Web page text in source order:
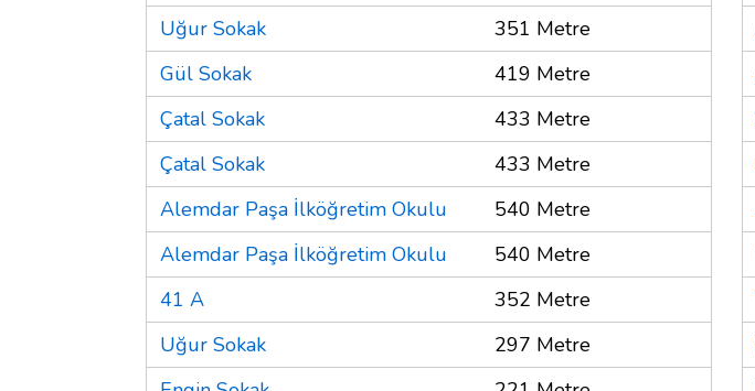
Uğur Sokak
351 Metre
Gül Sokak
419 Metre
Çatal Sokak
433 Metre
Çatal Sokak
433 Metre
Alemdar Paşa İlköğretim Okulu
540 Metre
Alemdar Paşa İlköğretim Okulu
540 Metre
41 A
352 Metre
Uğur Sokak
297 Metre